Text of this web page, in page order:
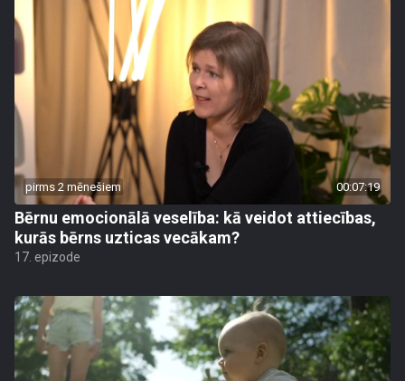
pirms 2 mēnešiem 00:07:19
Bērnu emocionālā veselība: kā veidot attiecības,
kurās bērns uzticas vecākam?
17. epizode